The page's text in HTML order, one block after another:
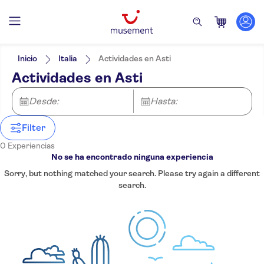
Filtros
Inicio Italia Actividades en Asti
Actividades en Asti
Desde: Hasta:
Filter
0 Experiencias
No se ha encontrado ninguna experiencia
Sorry, but nothing matched your search. Please try again a different
search.